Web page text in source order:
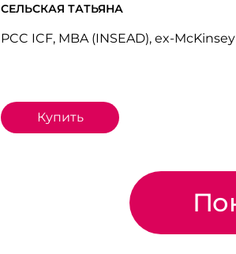
СЕЛЬСКАЯ ТАТЬЯНА
PCC ICF, MBA (INSEAD), ex-McKinsey
Купить